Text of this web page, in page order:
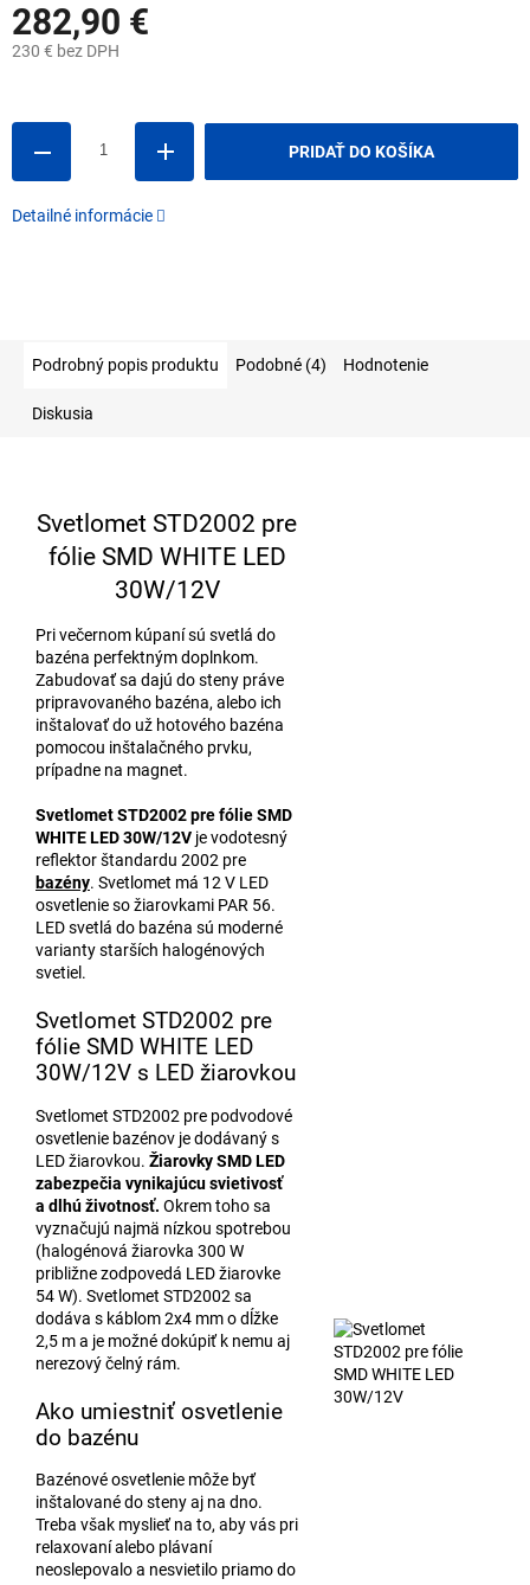
282,90 €
230 € bez DPH
PRIDAŤ DO KOŠÍKA
Detailné informácie
Podrobný popis produktu Podobné (4) Hodnotenie
Diskusia
Svetlomet STD2002 pre
fólie SMD WHITE LED
30W/12V
Pri večernom kúpaní sú svetlá do
bazéna perfektným doplnkom.
Zabudovať sa dajú do steny práve
pripravovaného bazéna, alebo ich
inštalovať do už hotového bazéna
pomocou inštalačného prvku,
prípadne na magnet.
Svetlomet STD2002 pre fólie SMD
WHITE LED 30W/12V je vodotesný
reflektor štandardu 2002 pre
bazény. Svetlomet má 12 V LED
osvetlenie so žiarovkami PAR 56.
LED svetlá do bazéna sú moderné
varianty starších halogénových
svetiel.
Svetlomet STD2002 pre
fólie SMD WHITE LED
30W/12V s LED žiarovkou
Svetlomet STD2002 pre podvodové
osvetlenie bazénov je dodávaný s
LED žiarovkou. Žiarovky SMD LED
zabezpečia vynikajúcu svietivosť
a dlhú životnosť. Okrem toho sa
vyznačujú najmä nízkou spotrebou
(halogénová žiarovka 300 W
približne zodpovedá LED žiarovke
54 W). Svetlomet STD2002 sa
dodáva s káblom 2x4 mm o dĺžke
2,5 m a je možné dokúpiť k nemu aj
nerezový čelný rám.
Ako umiestniť osvetlenie
do bazénu
Bazénové osvetlenie môže byť
inštalované do steny aj na dno.
Treba však myslieť na to, aby vás pri
relaxovaní alebo plávaní
neoslepovalo a nesvietilo priamo do